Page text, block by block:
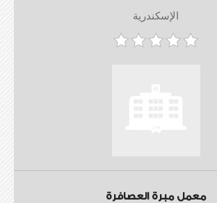
الإسكندرية
معمل مبرة العصافرة